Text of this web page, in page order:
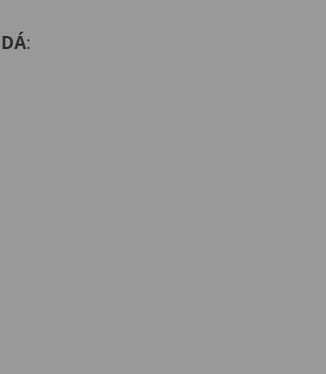
: